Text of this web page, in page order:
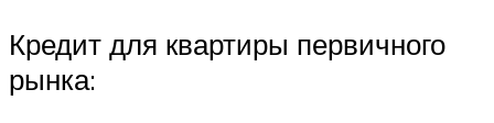
Кредит для квартиры первичного
рынка: